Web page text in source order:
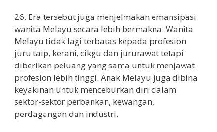
26. Era tersebut juga menjelmakan emansipasi
wanita Melayu secara lebih bermakna. Wanita
Melayu tidak lagi terbatas kepada profesion
juru taip, kerani, cikgu dan jururawat tetapi
diberikan peluang yang sama untuk menjawat
profesion lebih tinggi. Anak Melayu juga dibina
keyakinan untuk menceburkan diri dalam
sektor-sektor perbankan, kewangan,
perdagangan dan industri.